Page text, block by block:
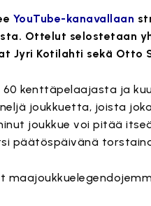
YouTube-kanavallaan
Ottelut selostetaan
Jyri Kotilahti sekä Otto
60 kenttäpelaajasta ja
joukkuetta, joista
joukkue voi pitää
päätöspäivänä